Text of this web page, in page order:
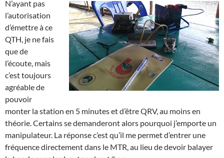
N’ayant pas
l’autorisation
d’émettre à ce
QTH, je ne fais
que de
l’écoute, mais
c’est toujours
agréable de
pouvoir
monter la station en 5 minutes et d’être QRV, au moins en
théorie. Certains se demanderont alors pourquoi j’emporte un
manipulateur. La réponse c’est qu’il me permet d’entrer une
fréquence directement dans le MTR, au lieu de devoir balayer